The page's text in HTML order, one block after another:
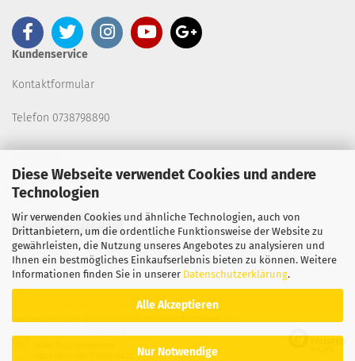
Diese Webseite verwendet Cookies und andere
Technologien
Wir verwenden Cookies und ähnliche Technologien, auch von
Drittanbietern, um die ordentliche Funktionsweise der Website zu
gewährleisten, die Nutzung unseres Angebotes zu analysieren und
Ihnen ein bestmögliches Einkaufserlebnis bieten zu können. Weitere
Informationen finden Sie in unserer Datenschutzerklärung.
Alle Akzeptieren
Nur Notwendige
Kundenservice
Kontaktformular
Telefon 0738798890
Vertrag widerrufen
Copyright 2026. All Rights Reserved.
Ausgewählte Top-Bewertungen für www.betzshop.de